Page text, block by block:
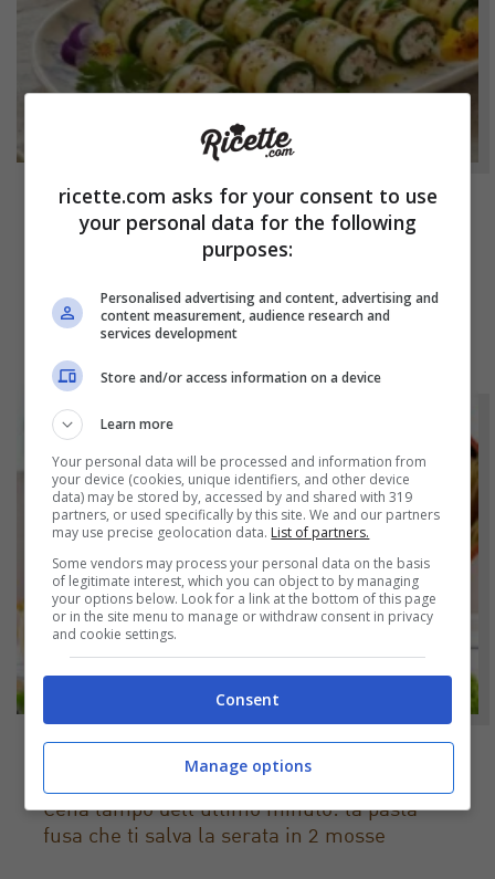
NOTIZIE
Involtini di zucchine freddi con ricotta e
Cena lampo dell’ultimo minuto: la pasta
fusa che ti salva la serata in 2 mosse
ricette.com asks for your consent to use
your personal data for the following
purposes:
Personalised advertising and content, advertising and
content measurement, audience research and
services development
Store and/or access information on a device
Learn more
Your personal data will be processed and information from
your device (cookies, unique identifiers, and other device
data) may be stored by, accessed by and shared with 319
partners, or used specifically by this site. We and our partners
may use precise geolocation data. List of partners.
Some vendors may process your personal data on the basis
of legitimate interest, which you can object to by managing
your options below. Look for a link at the bottom of this page
or in the site menu to manage or withdraw consent in privacy
and cookie settings.
Consent
Manage options